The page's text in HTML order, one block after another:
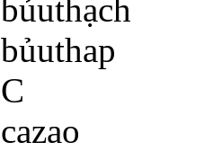
bủuthạch
bủuthap
C
cazao